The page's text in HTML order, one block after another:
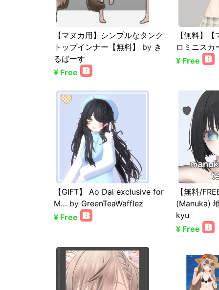
【マヌカ用】シンプルなタンク
トップインナー【無料】
by き
るばーす
¥ Free
【無料】
ロミニスカ
¥ Free
【GIFT】 Ao Dai exclusive for
M… by GreenTeaWafflez
¥ Free
【無料/
(Manuka)
kyu
¥ Free